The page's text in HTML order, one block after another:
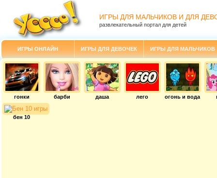
ИГРЫ ДЛЯ МАЛЬЧИКОВ И ДЛЯ
развлекательный портал для детей
ИГРЫ ОНЛАЙН ИГРЫ ДЛЯ ДЕВОЧЕК ИГРЫ ДЛЯ МАЛЬЧИКОВ
гонки барби даша лего огонь и вода
бен 10